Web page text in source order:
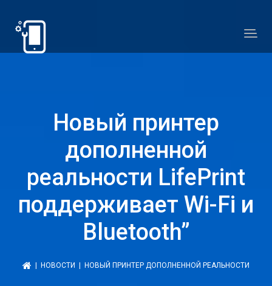
Новый принтер
дополненной
реальности LifePrint
поддерживает Wi-Fi и
Bluetooth”
НОВОСТИ | НОВЫЙ ПРИНТЕР ДОПОЛНЕННОЙ РЕАЛЬНОСТИ